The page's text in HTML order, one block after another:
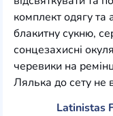
комплект одягу та
блакитну сукню,
сонцезахисні
черевики на
Лялька до сету не
Latinistas